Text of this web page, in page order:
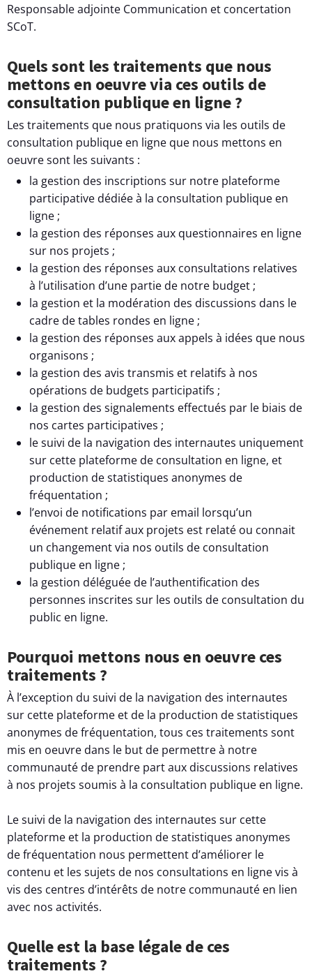
Responsable adjointe Communication et concertation
SCoT.
Quels sont les traitements que nous
mettons en oeuvre via ces outils de
consultation publique en ligne ?
Les traitements que nous pratiquons via les outils de
consultation publique en ligne que nous mettons en
oeuvre sont les suivants :
la gestion des inscriptions sur notre plateforme
participative dédiée à la consultation publique en
ligne ;
la gestion des réponses aux questionnaires en ligne
sur nos projets ;
la gestion des réponses aux consultations relatives
à l’utilisation d’une partie de notre budget ;
la gestion et la modération des discussions dans le
cadre de tables rondes en ligne ;
la gestion des réponses aux appels à idées que nous
organisons ;
la gestion des avis transmis et relatifs à nos
opérations de budgets participatifs ;
la gestion des signalements effectués par le biais de
nos cartes participatives ;
le suivi de la navigation des internautes uniquement
sur cette plateforme de consultation en ligne, et
production de statistiques anonymes de
fréquentation ;
l’envoi de notifications par email lorsqu’un
événement relatif aux projets est relaté ou connait
un changement via nos outils de consultation
publique en ligne ;
la gestion déléguée de l’authentification des
personnes inscrites sur les outils de consultation du
public en ligne.
Pourquoi mettons nous en oeuvre ces
traitements ?
À l’exception du suivi de la navigation des internautes
sur cette plateforme et de la production de statistiques
anonymes de fréquentation, tous ces traitements sont
mis en oeuvre dans le but de permettre à notre
communauté de prendre part aux discussions relatives
à nos projets soumis à la consultation publique en ligne.
Le suivi de la navigation des internautes sur cette
plateforme et la production de statistiques anonymes
de fréquentation nous permettent d’améliorer le
contenu et les sujets de nos consultations en ligne vis à
vis des centres d’intérêts de notre communauté en lien
avec nos activités.
Quelle est la base légale de ces
traitements ?